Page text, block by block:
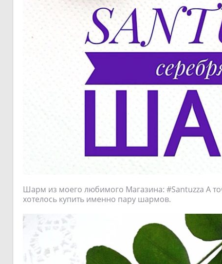
Шарм из моего любимого Магазина: #Santuzza А
хотелось купить именно пару шармов.